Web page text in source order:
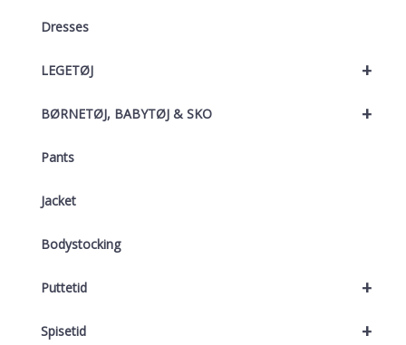
Dresses
+
LEGETØJ
+
BØRNETØJ, BABYTØJ & SKO
Pants
Jacket
Bodystocking
+
Puttetid
+
Spisetid